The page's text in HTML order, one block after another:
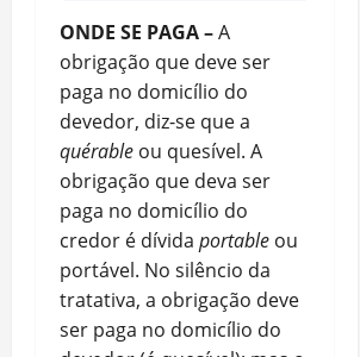
ONDE SE PAGA –A
obrigação que deve ser
paga no domicílio do
devedor, diz-se que a
quérable ou quesível. A
obrigação que deva ser
paga no domicílio do
credor é dívida portable ou
portável. No silêncio da
tratativa, a obrigação deve
ser paga no domicílio do